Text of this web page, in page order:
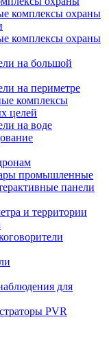
комплексы охраны
комплексы охраны
на большой
на периметре
комплексы
целей
на воде
промышленные
панели
и территории
для
PVR